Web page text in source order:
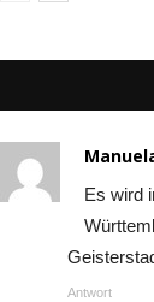
Es wird
Antwort